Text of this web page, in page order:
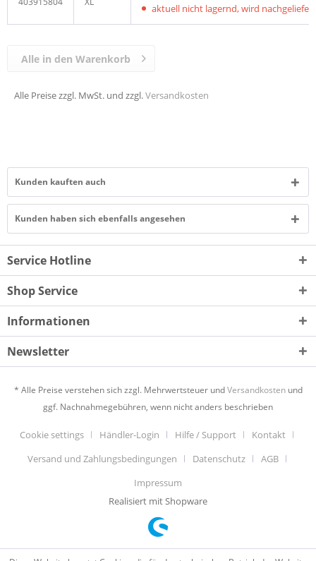
aktuell nicht lagernd, wird
Alle Preise zzgl. MwSt. und zzgl.Versandkosten
Alle in den Warenkorb
Kunden kauften auch
Kunden haben sich ebenfalls angesehen
Service Hotline
Shop Service
Informationen
Newsletter
* Alle Preise verstehen sich zzgl. Mehrwertsteuer undVersandkostenund
ggf. Nachnahmegebühren, wenn nicht anders beschrieben
Cookie settings Händler-Login Hilfe / Support
Kontakt
Versand und Zahlungsbedingungen
Datenschutz
AGB
Impressum
Realisiert mit Shopware